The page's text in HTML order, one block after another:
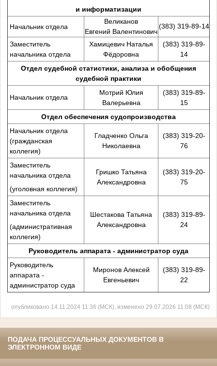
и информатизации
Начальник отдела
Великанов
Евгений Валентинович
(383) 319-89-14
Заместитель
начальника отдела
Хамицевич Наталья
Фёдоровна
(383) 319-89-
14
Отдел судебной статистики, анализа и обобщения
судебной практики
Начальник отдела
Мотрий Юлия
Валерьевна
(383) 319-89-
15
Отдел обеспечения судопроизводства
Начальник отдела
(гражданская
коллегия)
Гладченко Ольга
Николаевна
(383) 319-20-
76
Заместитель
начальника отдела
(уголовная коллегия)
Гришко Татьяна
Александровна
(383) 319-20-
75
Заместитель
начальника отдела
(административная
коллегия)
Шестакова Татьяна
Александровна
(383) 319-89-
24
Руководитель аппарата - администратор суда
Руководитель
аппарата -
администратор суда
Миронов Алексей
Евгеньевич
(383) 319-89-
22
опубликовано 14.11.2024 11:36 (МСК), изменено 29.07.2026 11:08 (МСК)
ПОДАЧА ПРОЦЕССУАЛЬНЫХ ДОКУМЕНТОВ В
ЭЛЕКТРОННОМ ВИДЕ